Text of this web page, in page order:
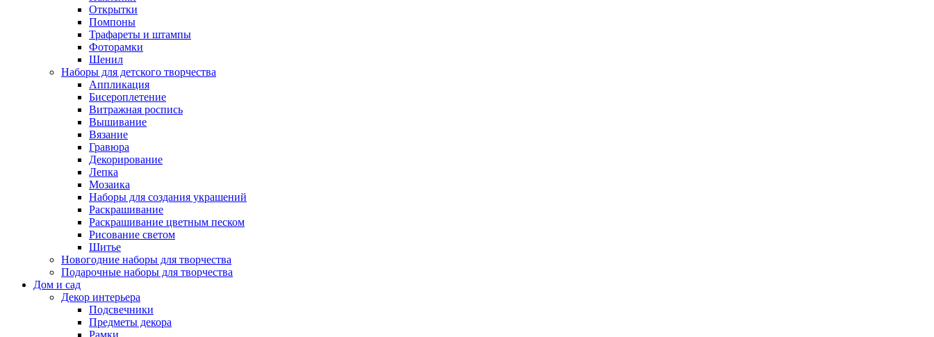
Открытки
Помпоны
Трафареты и штампы
Фоторамки
Шенил
Наборы для детского творчества
Аппликация
Бисероплетение
Витражная роспись
Вышивание
Вязание
Гравюра
Декорирование
Лепка
Мозаика
Наборы для создания украшений
Раскрашивание
Раскрашивание цветным песком
Рисование светом
Шитье
Новогодние наборы для творчества
Подарочные наборы для творчества
Дом и сад
Декор интерьера
Подсвечники
Предметы декора
Рамки